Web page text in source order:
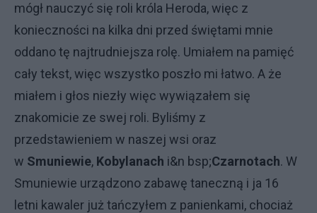
mógł nauczyć się roli króla Heroda, więc z
konieczności na kilka dni przed świętami mnie
oddano tę najtrudniejsza rolę. Umiałem na pamięć
cały tekst, więc wszystko poszło mi łatwo. A że
miałem i głos niezły więc wywiązałem się
znakomicie ze swej roli. Byliśmy z
przedstawieniem w naszej wsi oraz
w Smuniewie, Kobylanach i&n bsp;Czarnotach. W
Smuniewie urządzono zabawę taneczną i ja 16
letni kawaler już tańczyłem z panienkami, chociaż